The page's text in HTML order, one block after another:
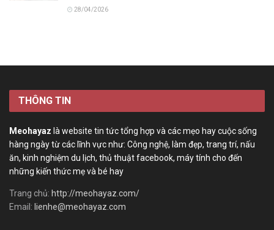
28/04/2026
THÔNG TIN
Meohayaz là website tin tức tổng hợp và các mẹo hay cuộc sống
hàng ngày từ các lĩnh vực như: Công nghệ, làm đẹp, trang trí, nấu
ăn, kinh nghiệm du lịch, thủ thuật facebook, máy tính cho đến
những kiến thức mẹ và bé hay
Trang chủ: http://meohayaz.com/
Email: lienhe@meohayaz.com